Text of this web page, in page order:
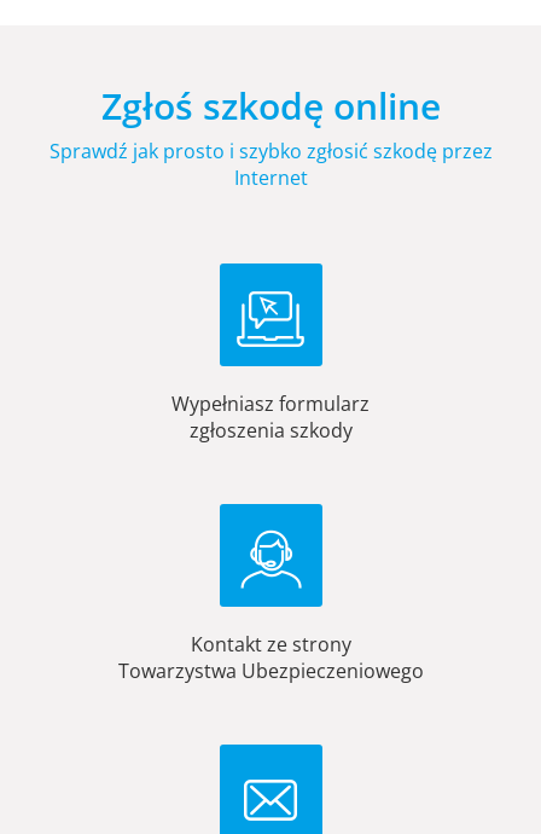
Zgłoś szkodę online
Sprawdź jak prosto i szybko zgłosić szkodę przez
Internet
Wypełniasz formularz
zgłoszenia szkody
Kontakt ze strony
Towarzystwa Ubezpieczeniowego